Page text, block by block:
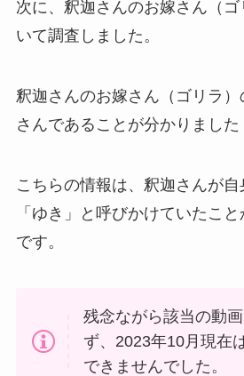
次に、釈迦さんのお嫁さん（
いて調査しました。
釈迦さんのお嫁さん（ゴリラ）
さんであることが分かりました
こちらの情報は、釈迦さんが
「ゆき」と呼びかけていたこ
です。
残念ながら該当の動
ず、2023年10月現在
できませんでした。